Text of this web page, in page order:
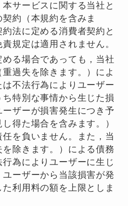
サービスに関する当社と
約（本規約を含みま
法に定める消費者契約と
規定は適用されません。
る場合であっても，当社
過失を除きます。）によ
は不法行為によりユーザー
特別な事情から生じた損
ザーが損害発生につき予
得た場合を含みます。）
を負いません。また，当
除きます。）による債務
為によりユーザーに生じ
ーザーから当該損害が発
利用料の額を上限としま